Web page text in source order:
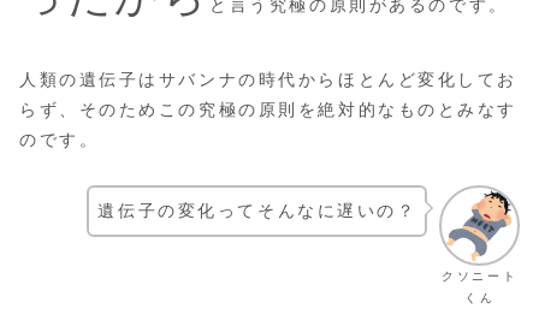
と言う究極の原則があるのです。
人類の遺伝子はサバンナの時代からほとんど変化してお
らず、そのためこの究極の原則を絶対的なものとみなす
のです。
クソニート
くん
遺伝子の変化ってそんなに遅いの？